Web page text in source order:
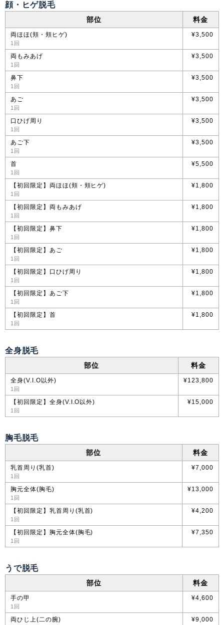
顔・ヒゲ脱毛
部位 料金
両ほほ(頬・頬ヒゲ)
1回
¥3,500
両もみあげ
1回
¥3,500
鼻下
1回
¥3,500
あご
1回
¥3,500
口ひげ周り
1回
¥3,500
あご下
1回
¥3,500
首
1回
¥5,500
【初回限定】両ほほ(頬・頬ヒゲ)
1回
¥1,800
【初回限定】両もみあげ
1回
¥1,800
【初回限定】鼻下
1回
¥1,800
【初回限定】あご
1回
¥1,800
【初回限定】口ひげ周り
1回
¥1,800
【初回限定】あご下
1回
¥1,800
【初回限定】首
1回
¥1,800
全身脱毛
部位 料金
全身(V.I.O以外)
1回
¥123,800
【初回限定】全身(V.I.O以外)
1回
¥15,000
胸毛脱毛
部位 料金
乳首周り(乳首)
1回
¥7,000
胸元全体(胸毛)
1回
¥13,000
【初回限定】乳首周り(乳首)
1回
¥4,200
【初回限定】胸元全体(胸毛)
1回
¥7,350
うで脱毛
部位 料金
手の甲
1回
¥4,600
両ひじ上(二の腕) ¥9,000
九州・沖縄
福岡県 熊本県
大分県 沖縄県